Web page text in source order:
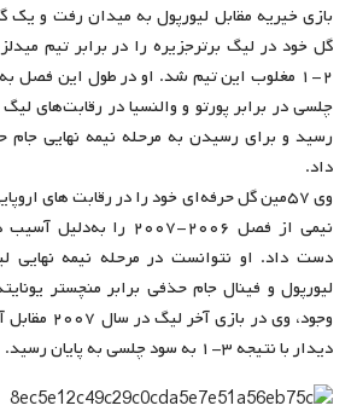
بازی خیریه مقابل لیورپول به میدان رفت و یک
گل خود در لیگ برترجزیره را در برابر تیم
۲-۱ مغلوب این تیم شد. او در طول این فصل
چلسی در برابر پورتو و والنسیا در رقابت‌های لیگ
رسید و برای رسیدن به مرحله نیمه نهایی
داد.
وی ۵۷مین گل حرفه‌ای خود را در رقابت های
نیمی از فصل ۲۰۰۶-۲۰۰۷
دست داد. او نتوانست در مرحله نیمه نهایی
لیورپول و فینال جام حذفی برابر منچستر
وجود، وی در
دیدار با نتیجه ۳-۱ به سود چلسی به پایان رسید.